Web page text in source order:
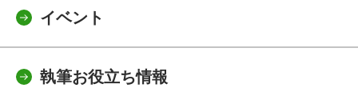
イベント
執筆お役立ち情報